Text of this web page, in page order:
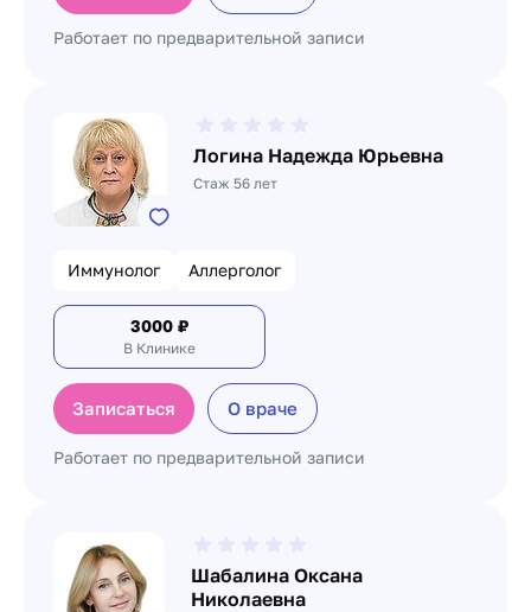
Работает по предварительной записи
Логина Надежда Юрьевна
Стаж 56 лет
Иммунолог Аллерголог
3000 ₽
В Клинике
Записаться О враче
Работает по предварительной записи
Шабалина Оксана
Николаевна